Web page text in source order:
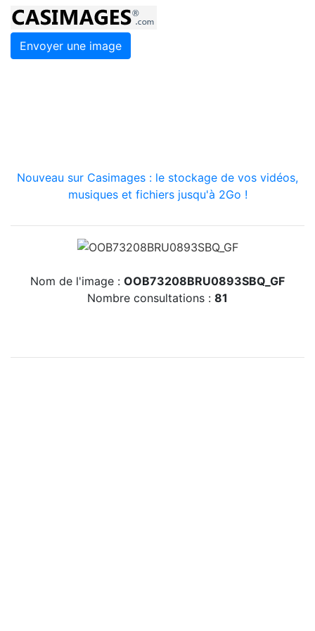
Envoyer une image
Nouveau sur Casimages : le stockage de vos vidéos,
musiques et fichiers jusqu'à 2Go !
Nom de l'image : OOB73208BRU0893SBQ_GF
Nombre consultations : 81